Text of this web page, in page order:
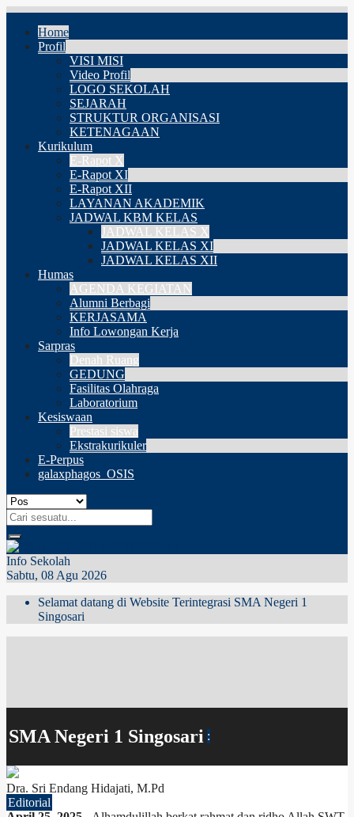
Home
Profil
VISI MISI
Video Profil
LOGO SEKOLAH
SEJARAH
STRUKTUR ORGANISASI
KETENAGAAN
Kurikulum
E-Rapot X
E-Rapot XI
E-Rapot XII
LAYANAN AKADEMIK
JADWAL KBM KELAS
JADWAL KELAS X
JADWAL KELAS XI
JADWAL KELAS XII
Humas
AGENDA KEGIATAN
Alumni Berbagi
KERJASAMA
Info Lowongan Kerja
Sarpras
Denah Ruang
GEDUNG
Fasilitas Olahraga
Laboratorium
Kesiswaan
Prestasi siswa
Ekstrakurikuler
E-Perpus
galaxphagos_OSIS
Info Sekolah
Sabtu, 08 Agu 2026
Selamat datang di Website Terintegrasi SMA Negeri 1
Singosari
SMA Negeri 1 Singosari :
Dra. Sri Endang Hidajati, M.Pd
Editorial